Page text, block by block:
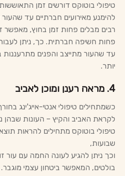
טיפולי בוטוקס דורשים זמן
להימנע מאירועים חברתיים עד
רבים מבלים פחות זמן בחוץ, מאפשר
פחות חשיפה חברתית. כך, ניתן
עד שהעור מתייצב והפנים
יותר.
4. מראה רענן ומוכן לאביב
כשמתחילים טיפולי אנטי-אייג'ינג
לקראת האביב והקיץ – העונות שבהן
טיפולי בוטוקס מתחילים להראות
שבועות,
וכך ניתן להגיע לעונה החמה עם עור
בולטים, המאפשר ביטחון עצמי מוגבר.